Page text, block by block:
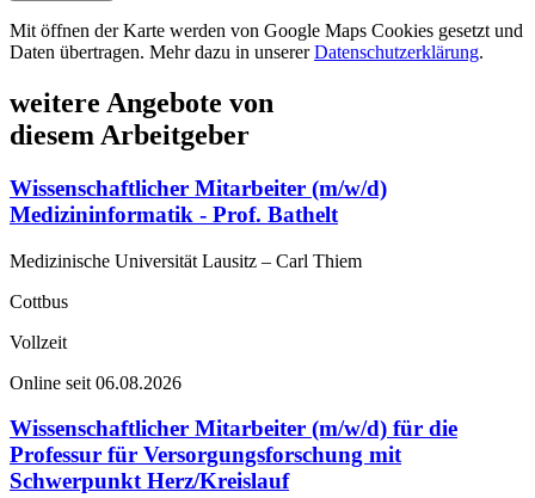
Mit öffnen der Karte werden von Google Maps Cookies gesetzt und
Daten übertragen. Mehr dazu in unsererDatenschutzerklärung.
weitere Angebote von
diesem Arbeitgeber
Wissenschaftlicher Mitarbeiter (m/w/d)
Medizininformatik - Prof. Bathelt
Medizinische Universität Lausitz – Carl Thiem
Cottbus
Vollzeit
Online seit 06.08.2026
Wissenschaftlicher Mitarbeiter (m/w/d) für die
Professur für Versorgungsforschung mit
Schwerpunkt Herz/Kreislauf